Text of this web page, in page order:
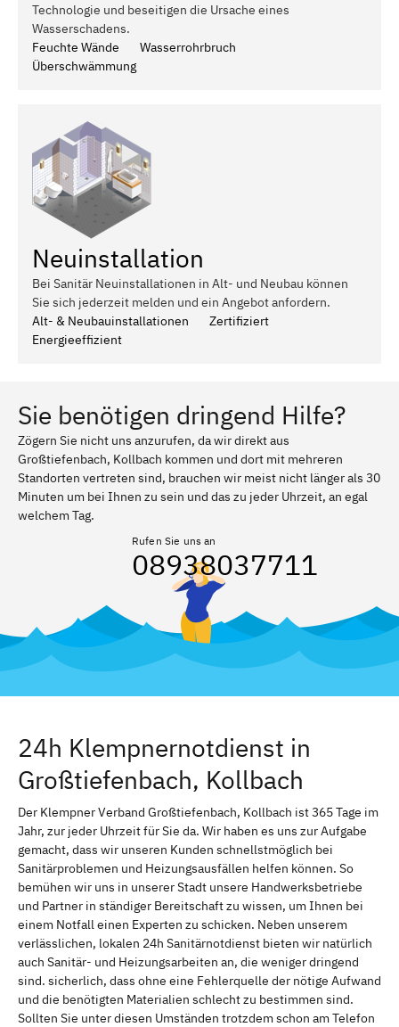
Technologie und beseitigen die Ursache eines
Wasserschadens.
Feuchte Wände
Wasserrohrbruch
Überschwämmung
Neuinstallation
Bei Sanitär Neuinstallationen in Alt- und Neubau können
Sie sich jederzeit melden und ein Angebot anfordern.
Alt- & Neubauinstallationen
Zertifiziert
Energieeffizient
Sie benötigen dringend Hilfe?
Zögern Sie nicht uns anzurufen, da wir direkt aus
Großtiefenbach, Kollbach kommen und dort mit mehreren
Standorten vertreten sind, brauchen wir meist nicht länger als 30
Minuten um bei Ihnen zu sein und das zu jeder Uhrzeit, an egal
welchem Tag.
Rufen Sie uns an
08938037711
24h Klempnernotdienst in
Großtiefenbach, Kollbach
Der Klempner Verband Großtiefenbach, Kollbach ist 365 Tage im
Jahr, zur jeder Uhrzeit für Sie da. Wir haben es uns zur Aufgabe
gemacht, dass wir unseren Kunden schnellstmöglich bei
Sanitärproblemen und Heizungsausfällen helfen können. So
bemühen wir uns in unserer Stadt unsere Handwerksbetriebe
und Partner in ständiger Bereitschaft zu wissen, um Ihnen bei
einem Notfall einen Experten zu schicken. Neben unserem
verlässlichen, lokalen 24h Sanitärnotdienst bieten wir natürlich
auch Sanitär- und Heizungsarbeiten an, die weniger dringend
sind. sicherlich, dass ohne eine Fehlerquelle der nötige Aufwand
und die benötigten Materialien schlecht zu bestimmen sind.
Sollten Sie unter diesen Umständen trotzdem schon am Telefon